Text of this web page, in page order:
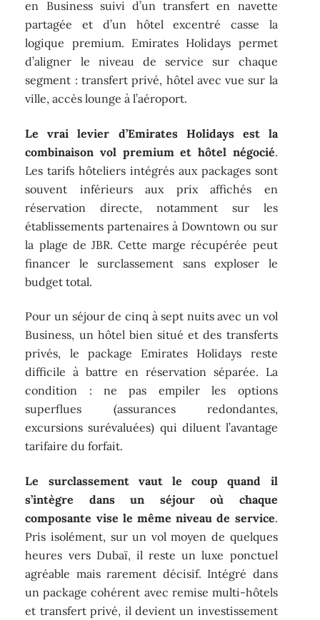
en Business suivi d’un transfert en navette
partagée et d’un hôtel excentré casse la
logique premium. Emirates Holidays permet
d’aligner le niveau de service sur chaque
segment : transfert privé, hôtel avec vue sur la
ville, accès lounge à l’aéroport.
Le vrai levier d’Emirates Holidays est la
combinaison vol premium et hôtel négocié.
Les tarifs hôteliers intégrés aux packages sont
souvent inférieurs aux prix affichés en
réservation directe, notamment sur les
établissements partenaires à Downtown ou sur
la plage de JBR. Cette marge récupérée peut
financer le surclassement sans exploser le
budget total.
Pour un séjour de cinq à sept nuits avec un vol
Business, un hôtel bien situé et des transferts
privés, le package Emirates Holidays reste
difficile à battre en réservation séparée. La
condition : ne pas empiler les options
superflues (assurances redondantes,
excursions surévaluées) qui diluent l’avantage
tarifaire du forfait.
Le surclassement vaut le coup quand il
s’intègre dans un séjour où chaque
composante vise le même niveau de service.
Pris isolément, sur un vol moyen de quelques
heures vers Dubaï, il reste un luxe ponctuel
agréable mais rarement décisif. Intégré dans
un package cohérent avec remise multi-hôtels
et transfert privé, il devient un investissement